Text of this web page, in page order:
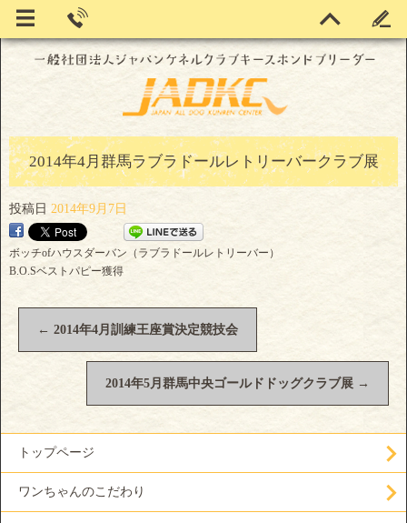
2014年4月群馬ラブラドールレトリーバークラブ展
投稿日 2014年9月7日
ボッチofハウスダーバン（ラブラドールレトリーバー）
B.O.Sベストパピー獲得
← 2014年4月訓練王座賞決定競技会
2014年5月群馬中央ゴールドドッグクラブ展 →
トップページ
ワンちゃんのこだわり